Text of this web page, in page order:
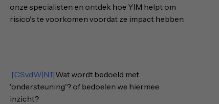
onze specialisten en ontdek hoe YIM helpt om
risico's te voorkomen voordat ze impact hebben.
[CSvdW|N1]Wat wordt bedoeld met
'ondersteuning'? of bedoelen we hiermee
inzicht?